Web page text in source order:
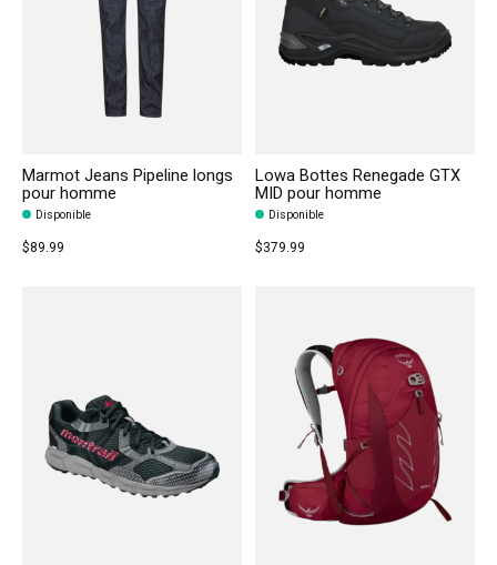
Marmot Jeans Pipeline longs
pour homme
Disponible
$89.99
Lowa Bottes Renegade GTX
MID pour homme
Disponible
$379.99